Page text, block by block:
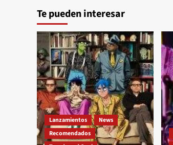
Te pueden interesar
Lanzamientos
News
Recomendados